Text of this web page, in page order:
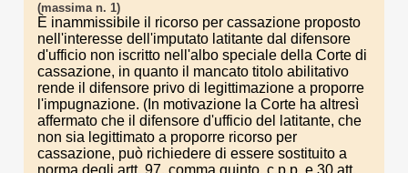
(massima n. 1)
È inammissibile il ricorso per cassazione proposto
nell'interesse dell'imputato latitante dal difensore
d'ufficio non iscritto nell'albo speciale della Corte di
cassazione, in quanto il mancato titolo abilitativo
rende il difensore privo di legittimazione a proporre
l'impugnazione. (In motivazione la Corte ha altresì
affermato che il difensore d'ufficio del latitante, che
non sia legittimato a proporre ricorso per
cassazione, può richiedere di essere sostituito a
norma degli artt. 97, comma quinto, c.p.p. e 30 att.